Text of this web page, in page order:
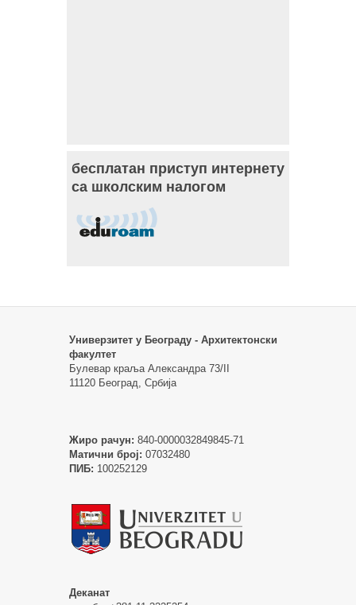
бесплатан приступ интернету
са школским налогом
Универзитет у Београду - Архитектонски
факултет
Булевар краља Александра 73/II
11120 Београд, Србија
Жиро рачун: 840-0000032849845-71
Матични број: 07032480
ПИБ: 100252129
Деканат